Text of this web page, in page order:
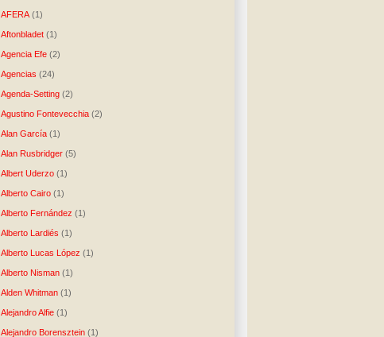
AFERA (1)
Aftonbladet (1)
Agencia Efe (2)
Agencias (24)
Agenda-Setting (2)
Agustino Fontevecchia (2)
Alan García (1)
Alan Rusbridger (5)
Albert Uderzo (1)
Alberto Cairo (1)
Alberto Fernández (1)
Alberto Lardiés (1)
Alberto Lucas López (1)
Alberto Nisman (1)
Alden Whitman (1)
Alejandro Alfie (1)
Alejandro Borensztein (1)